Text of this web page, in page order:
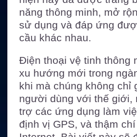
năng thông minh, mở
sử dụng và đáp ứng
cầu khác nhau.
Điện thoại vệ tinh thông
xu hướng mới trong
khi mà chúng không chỉ
người dùng với thế giới,
trợ các ứng dụng làm
định vị GPS, và thậm